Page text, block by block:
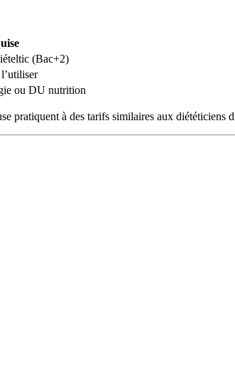
(Bac+2)
ou DU nutrition
pratiquent à des tarifs similaires aux diététiciens